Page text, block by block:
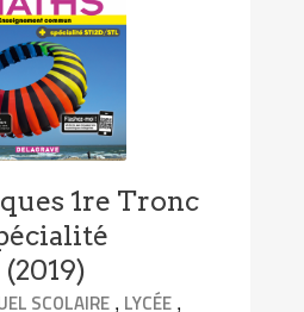
1re Tronc
SCOLAIRE , LYCÉE ,